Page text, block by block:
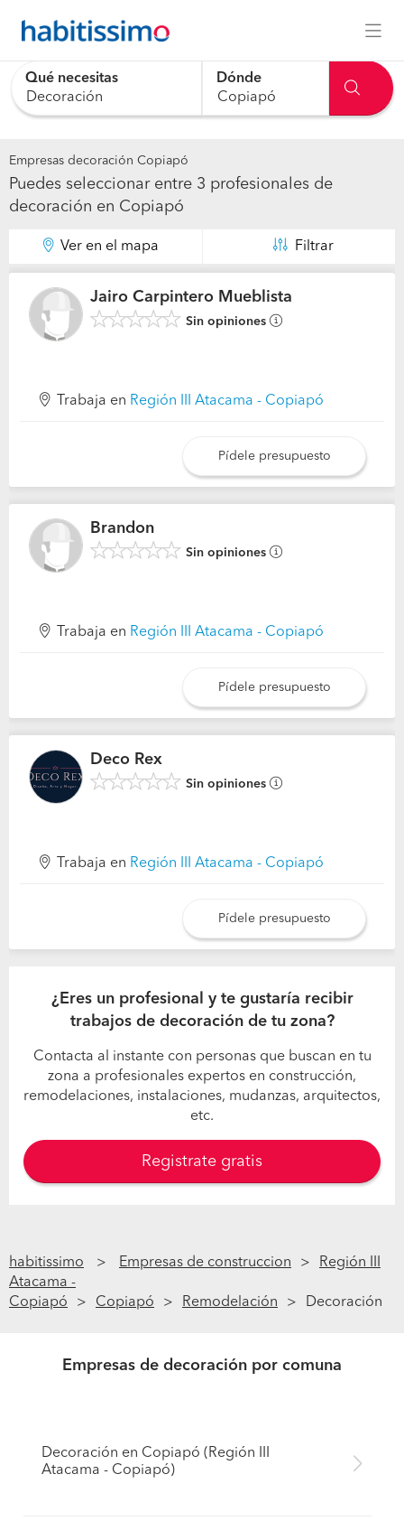
Qué necesitas Dónde
Empresas decoración Copiapó
Puedes seleccionar entre 3 profesionales de
decoración en Copiapó
Ver en el mapa Filtrar
Jairo Carpintero Mueblista
Sin opiniones
Trabaja en Región III Atacama - Copiapó
Pídele presupuesto
Brandon
Sin opiniones
Trabaja en Región III Atacama - Copiapó
Pídele presupuesto
Deco Rex
Sin opiniones
Trabaja en Región III Atacama - Copiapó
Pídele presupuesto
¿Eres un profesional y te gustaría recibir
trabajos de decoración de tu zona?
Contacta al instante con personas que buscan en tu
zona a profesionales expertos en construcción,
remodelaciones, instalaciones, mudanzas, arquitectos,
etc.
Registrate gratis
habitissimo Empresas de construccion
Región III
Atacama -
Copiapó
Copiapó Remodelación Decoración
Empresas de decoración por comuna
Decoración en Copiapó (Región III
Atacama - Copiapó)